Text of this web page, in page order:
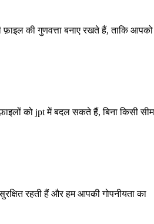
की गुणवत्ता बनाए रखते हैं, ताकि आपको
को jpt में बदल सकते हैं, बिना किसी
रहती हैं और हम आपकी गोपनीयता का